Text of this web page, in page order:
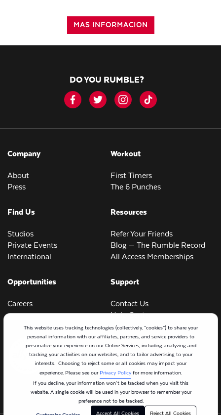
This website uses tracking technologies (collectively, “cookies”) to share your
personal information with our affiliates, partners, and service providers to
personalize your experience on our Online Services, including analyzing and
tracking your activities on our websites, and to tailor advertising to your
interests. Choosing to reject some or all cookies may impact your
experience. Please see our Privacy Policyfor more information.
If you decline, your information won’t be tracked when you visit this
website. A single cookie will be used in your browser to remember your
preference not to be tracked.
Accept All Cookies Reject All Cookies
MAS INFORMACION
DO YOU RUMBLE?
Company
About
Press
Workout
First Timers
The 6 Punches
Find Us
Studios
Private Events
International
Resources
Refer Your Friends
Blog — The Rumble Record
All Access Memberships
Opportunities
Careers
Support
Contact Us
Help Center